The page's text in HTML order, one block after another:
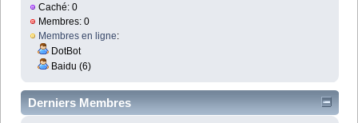
Caché: 0
Membres: 0
Membres en ligne:
DotBot
Baidu (6)
Derniers Membres